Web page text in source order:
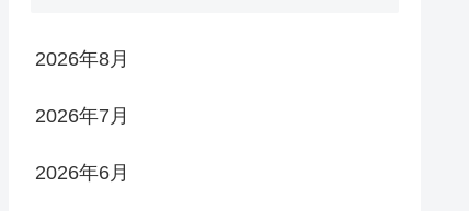
2026年8月
2026年7月
2026年6月